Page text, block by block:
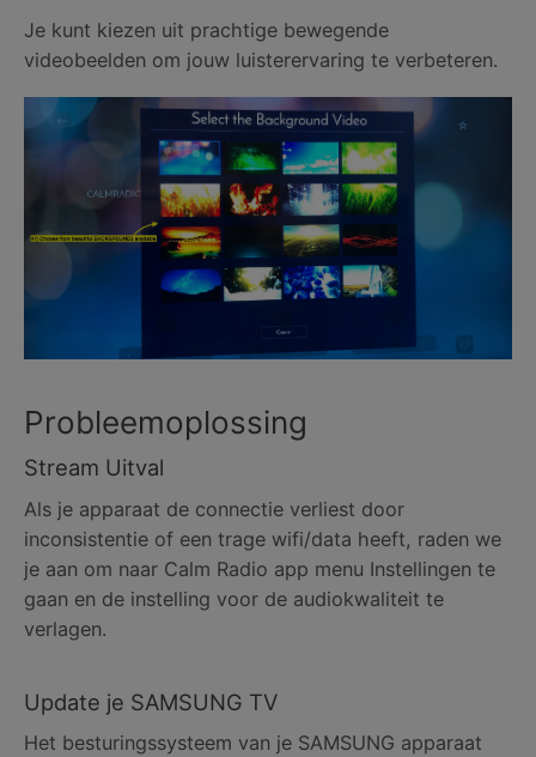
Je kunt kiezen uit prachtige bewegende
videobeelden om jouw luisterervaring te verbeteren.
Probleemoplossing
Stream Uitval
Als je apparaat de connectie verliest door
inconsistentie of een trage wifi/data heeft, raden we
je aan om naar Calm Radio app menu Instellingen te
gaan en de instelling voor de audiokwaliteit te
verlagen.
Update je SAMSUNG TV
Het besturingssysteem van je SAMSUNG apparaat